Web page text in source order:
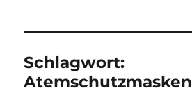
Schlagwort:
Atemschutzmasken